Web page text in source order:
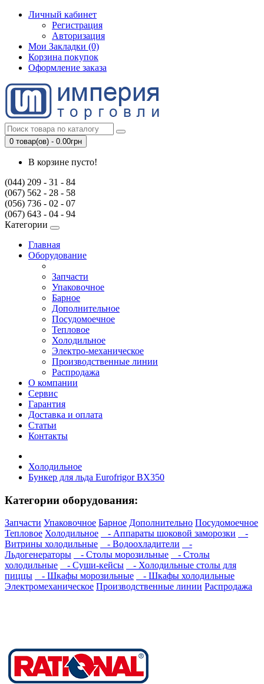
Личный кабинет
Регистрация
Авторизация
Мои Закладки (0)
Корзина покупок
Оформление заказа
0 товар(ов) - 0.00грн
В корзине пусто!
(044) 209 - 31 - 84
(067) 562 - 28 - 58
(056) 736 - 02 - 07
(067) 643 - 04 - 94
Категории
Главная
Оборудование
Запчасти
Упаковочное
Барное
Дополнительное
Посудомоечное
Тепловое
Холодильное
Электро-механическое
Производственные линии
Распродажа
О компании
Сервис
Гарантия
Доставка и оплата
Статьи
Контакты
Холодильное
Бункер для льда Eurofrigor BX350
Категории оборудования:
Запчасти Упаковочное Барное Дополнительно Посудомоечное
Тепловое Холодильное - Аппараты шоковой замoрoзки
-
Витрины холодильные
- Водоохладители
-
Льдогенераторы
- Столы морозильные
- Столы
холодильные
- Суши-кейсы
- Холодильные столы для
пиццы
- Шкафы морозильные
- Шкафы холодильные
Электромеханическое Производственные линии Распродажа